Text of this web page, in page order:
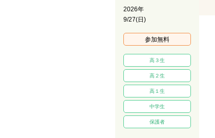
2026年
9/27(日)
参加無料
高３生
高２生
高１生
中学生
保護者